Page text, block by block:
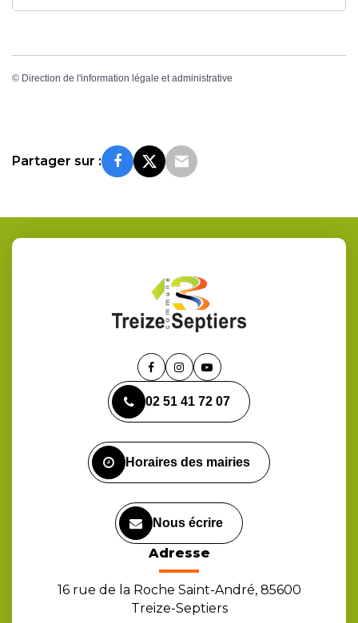
© Direction de l'information légale et administrative
Partager sur :
Lien
le
compte
Lien
le
compte
Lien
la
chaîne
02 51 41 72 07
Horaires des mairies
Nous écrire
Adresse
16 rue de la Roche Saint-André, 85600
Treize-Septiers